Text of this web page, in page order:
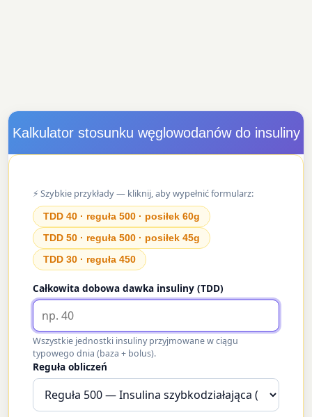
Kalkulator stosunku węglowodanów do insuliny
⚡ Szybkie przykłady — kliknij, aby wypełnić formularz:
TDD 40 · reguła 500 · posiłek 60g
TDD 50 · reguła 500 · posiłek 45g
TDD 30 · reguła 450
Całkowita dobowa dawka insuliny (TDD)
Wszystkie jednostki insuliny przyjmowane w ciągu
typowego dnia (baza + bolus).
Reguła obliczeń